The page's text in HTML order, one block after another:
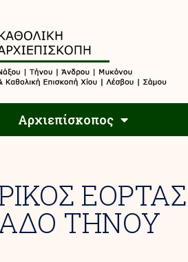
Αρχιεπίσκοπος
ΤΗΝΟΥ